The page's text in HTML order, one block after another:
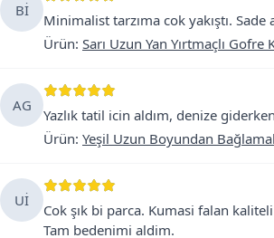
Bİ
Minimalist tarzıma cok yakıştı.
Ürün: Sarı Uzun Yan Yırtmaçlı Gofre
AG
Yazlık tatil icin aldım, denize
Ürün: Yeşil Uzun Boyundan
Uİ
Cok şık bi parca. Kumasi falan
Tam bedenimi aldim.